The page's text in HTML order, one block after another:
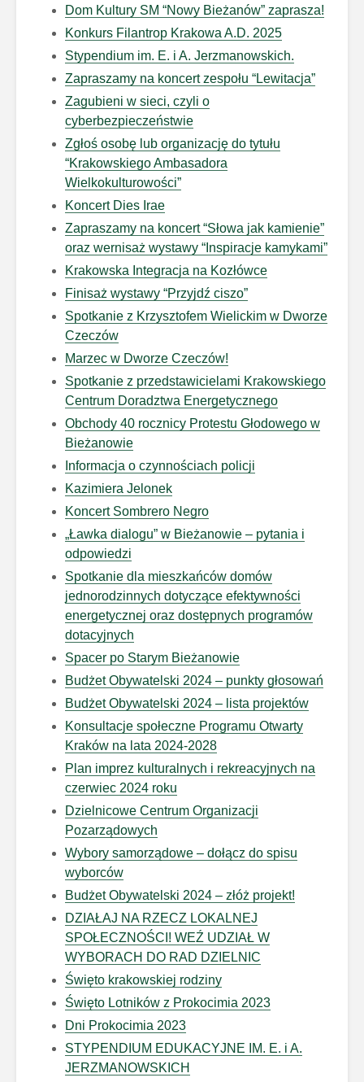
Dom Kultury SM “Nowy Bieżanów” zaprasza!
Konkurs Filantrop Krakowa A.D. 2025
Stypendium im. E. i A. Jerzmanowskich.
Zapraszamy na koncert zespołu “Lewitacja”
Zagubieni w sieci, czyli o
cyberbezpieczeństwie
Zgłoś osobę lub organizację do tytułu
“Krakowskiego Ambasadora
Wielkokulturowości”
Koncert Dies Irae
Zapraszamy na koncert “Słowa jak kamienie”
oraz wernisaż wystawy “Inspiracje kamykami”
Krakowska Integracja na Kozłówce
Finisaż wystawy “Przyjdź ciszo”
Spotkanie z Krzysztofem Wielickim w Dworze
Czeczów
Marzec w Dworze Czeczów!
Spotkanie z przedstawicielami Krakowskiego
Centrum Doradztwa Energetycznego
Obchody 40 rocznicy Protestu Głodowego w
Bieżanowie
Informacja o czynnościach policji
Kazimiera Jelonek
Koncert Sombrero Negro
„Ławka dialogu” w Bieżanowie – pytania i
odpowiedzi
Spotkanie dla mieszkańców domów
jednorodzinnych dotyczące efektywności
energetycznej oraz dostępnych programów
dotacyjnych
Spacer po Starym Bieżanowie
Budżet Obywatelski 2024 – punkty głosowań
Budżet Obywatelski 2024 – lista projektów
Konsultacje społeczne Programu Otwarty
Kraków na lata 2024-2028
Plan imprez kulturalnych i rekreacyjnych na
czerwiec 2024 roku
Dzielnicowe Centrum Organizacji
Pozarządowych
Wybory samorządowe – dołącz do spisu
wyborców
Budżet Obywatelski 2024 – złóż projekt!
DZIAŁAJ NA RZECZ LOKALNEJ
SPOŁECZNOŚCI! WEŹ UDZIAŁ W
WYBORACH DO RAD DZIELNIC
Święto krakowskiej rodziny
Święto Lotników z Prokocimia 2023
Dni Prokocimia 2023
STYPENDIUM EDUKACYJNE IM. E. i A.
JERZMANOWSKICH